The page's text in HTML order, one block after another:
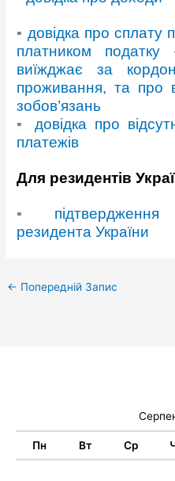
▪довідка про сплату
платником
виїжджає за
проживання, та про
зобов’язань
▪ довідка про
платежів
Для резидентів
▪ підтвердження
резидента України
← Попередній Запис
Пн Вт Ср